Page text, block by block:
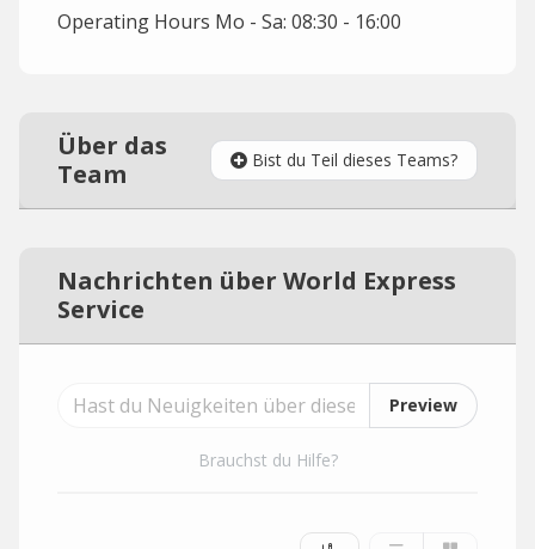
Operating Hours Mo - Sa: 08:30 - 16:00
Über das
Team
Bist du Teil dieses Teams?
Nachrichten über World Express
Service
Preview
Brauchst du Hilfe?